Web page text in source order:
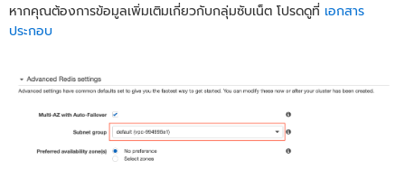
หากคุณต้องการข้อมูลเพิ่มเติมเกี่ยวกับกลุ่มซับเน็ต โปรดดูที่ เอกสาร
ประกอบ